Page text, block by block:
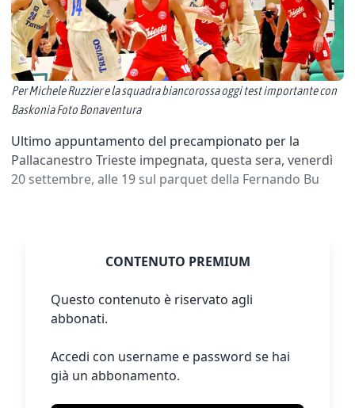
Per Michele Ruzzier e la squadra biancorossa oggi test importante con
Baskonia Foto Bonaventura
Ultimo appuntamento del precampionato per la
Pallacanestro Trieste impegnata, questa sera, venerdì
20 settembre, alle 19 sul parquet della Fernando Bu
CONTENUTO PREMIUM
Questo contenuto è riservato agli
abbonati.
Accedi con username e password se hai
già un abbonamento.